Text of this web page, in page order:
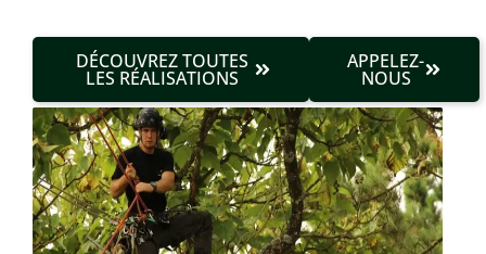
DÉCOUVREZ TOUTES
LES RÉALISATIONS
APPELEZ-
NOUS